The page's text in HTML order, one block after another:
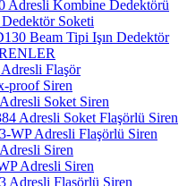
Adresli Kombine Dedektörü
Soketi
Beam Tipi Işın Dedektör
Flaşör
proof Siren
Soket Siren
Adresli Soket Flaşörlü Siren
WP Adresli Flaşörlü Siren
Siren
Adresli Siren
Adresli Flaşörlü Siren